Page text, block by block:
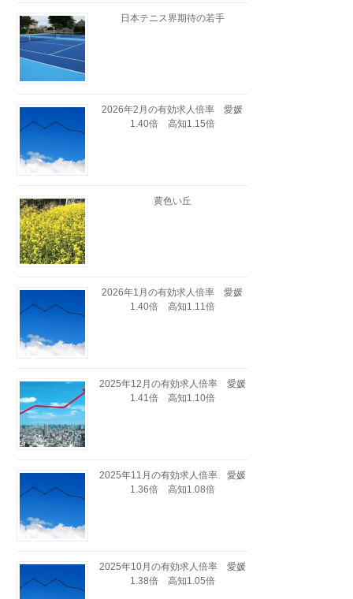
日本テニス界期待の若手
2026年2月の有効求人倍率 愛媛
1.40倍 高知1.15倍
黄色い丘
2026年1月の有効求人倍率 愛媛
1.40倍 高知1.11倍
2025年12月の有効求人倍率 愛媛
1.41倍 高知1.10倍
2025年11月の有効求人倍率 愛媛
1.36倍 高知1.08倍
2025年10月の有効求人倍率 愛媛
1.38倍 高知1.05倍